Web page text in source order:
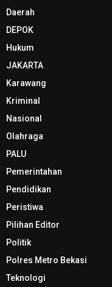
Daerah
DEPOK
Hukum
JAKARTA
Karawang
Kriminal
Nasional
Olahraga
PALU
Pemerintahan
Pendidikan
Peristiwa
Pilihan Editor
Politik
Polres Metro Bekasi
Teknologi